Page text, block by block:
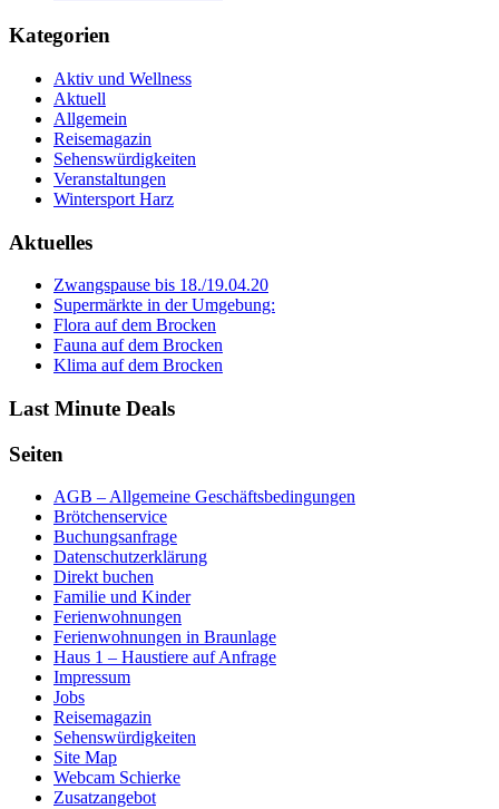
Kategorien
Aktiv und Wellness
Aktuell
Allgemein
Reisemagazin
Sehenswürdigkeiten
Veranstaltungen
Wintersport Harz
Aktuelles
Zwangspause bis 18./19.04.20
Supermärkte in der Umgebung:
Flora auf dem Brocken
Fauna auf dem Brocken
Klima auf dem Brocken
Last Minute Deals
Seiten
AGB – Allgemeine Geschäftsbedingungen
Brötchenservice
Buchungsanfrage
Datenschutzerklärung
Direkt buchen
Familie und Kinder
Ferienwohnungen
Ferienwohnungen in Braunlage
Haus 1 – Haustiere auf Anfrage
Impressum
Jobs
Reisemagazin
Sehenswürdigkeiten
Site Map
Webcam Schierke
Zusatzangebot